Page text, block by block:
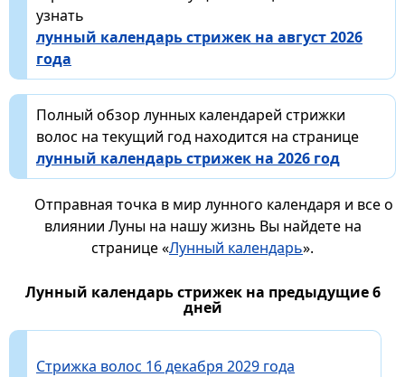
узнать
лунный календарь стрижек на август 2026
года
Полный обзор лунных календарей стрижки
волос на текущий год находится на странице
лунный календарь стрижек на 2026 год
Отправная точка в мир лунного календаря и все о
влиянии Луны на нашу жизнь Вы найдете на
странице «Лунный календарь».
Лунный календарь стрижек на предыдущие 6
дней
Стрижка волос 16 декабря 2029 года